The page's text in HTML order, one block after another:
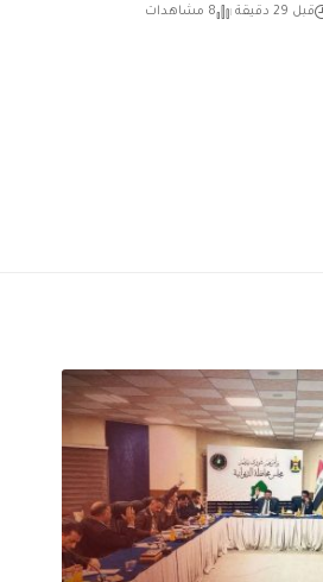
قبل 29 دقيقة 8 مشاهدات